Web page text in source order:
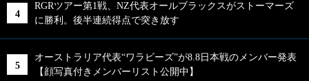
RGRツアー第1戦、NZ代表オールブラックスがストーマーズ
に勝利。後半連続得点で突き放す
オーストラリア代表“ワラビーズ”が8.8日本戦のメンバー発表
【顔写真付きメンバーリスト公開中】